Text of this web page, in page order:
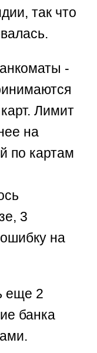
так что
-
Лимит
на
по картам
3
на
еще 2
банка